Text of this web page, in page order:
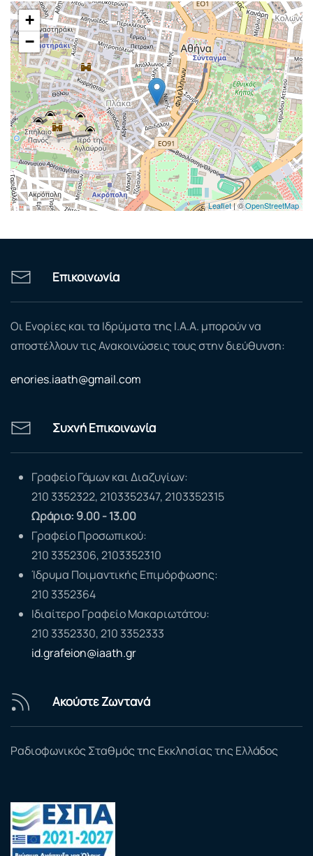
+
−
Leaflet| ©OpenStreetMap
Επικοινωνία
Οι Ενορίες και τα Ιδρύματα της Ι.Α.Α. μπορούν να
αποστέλλουν τις Ανακοινώσεις τους στην διεύθυνση:
enories.iaath@gmail.com
Συχνή Επικοινωνία
Γραφείο Γάμων και Διαζυγίων:
210 3352322, 2103352347, 2103352315
Ωράριο: 9.00 - 13.00
Γραφείο Προσωπικού:
210 3352306, 2103352310
Ίδρυμα Ποιμαντικής Επιμόρφωσης:
210 3352364
Ιδιαίτερο Γραφείο Μακαριωτάτου:
210 3352330, 210 3352333
id.grafeion@iaath.gr
Ακούστε Ζωντανά
Ραδιοφωνικός Σταθμός της Εκκλησίας της Ελλάδος